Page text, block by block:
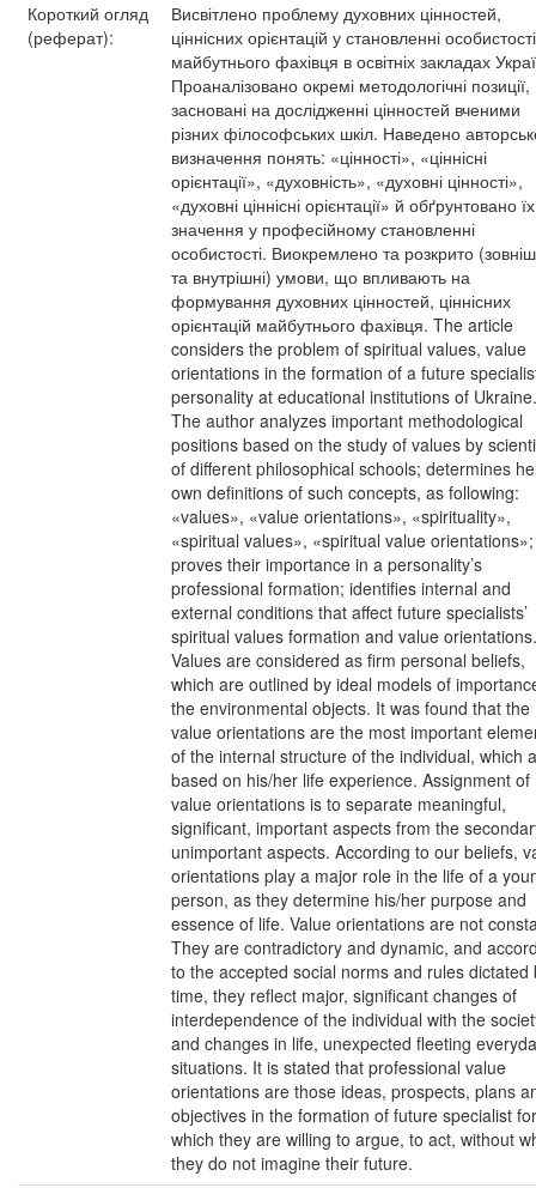
Короткий огляд
(реферат):
Висвітлено проблему духовних цінностей,
ціннісних орієнтацій у становленні особистості
майбутнього фахівця в освітніх закладах
Проаналізовано окремі методологічні позиції,
засновані на дослідженні цінностей вченими
різних філософських шкіл. Наведено
визначення понять: «цінності», «ціннісні
орієнтації», «духовність», «духовні цінності»,
«духовні ціннісні орієнтації» й обґрунтовано їх
значення у професійному становленні
особистості. Виокремлено та розкрито
та внутрішні) умови, що впливають на
формування духовних цінностей, ціннісних
орієнтацій майбутнього фахівця. The article
considers the problem of spiritual values, value
orientations in the formation of a future
personality at educational institutions of Ukraine.
The author analyzes important methodological
positions based on the study of values by
of different philosophical schools; determines
own definitions of such concepts, as following:
«values», «value orientations», «spirituality»,
«spiritual values», «spiritual value orientations»;
proves their importance in a personality’s
professional formation; identifies internal and
external conditions that affect future specialists’
spiritual values formation and value orientations.
Values are considered as firm personal beliefs,
which are outlined by ideal models of
the environmental objects. It was found that the
value orientations are the most important
of the internal structure of the individual, which
based on his/her life experience. Assignment of
value orientations is to separate meaningful,
significant, important aspects from the
unimportant aspects. According to our beliefs,
orientations play a major role in the life of a
person, as they determine his/her purpose and
essence of life. Value orientations are not
They are contradictory and dynamic, and
to the accepted social norms and rules dictated
time, they reflect major, significant changes of
interdependence of the individual with the
and changes in life, unexpected fleeting
situations. It is stated that professional value
orientations are those ideas, prospects, plans
objectives in the formation of future specialist for
which they are willing to argue, to act, without
they do not imagine their future.